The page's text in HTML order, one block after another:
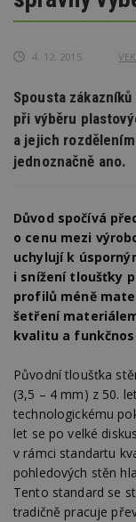
4. 12. 2015
Spousta
při výběru
a jejich
jednoznačně ano.
Důvod spočívá
o cenu mezi
uchylují k
i snížení tloušťky
profilů méně
šetření
kvalitu a
Původní tloušťka
(3,5 – 4 mm) z 50.
technologickému
let se po velké
v rámci standartu
pohledových stěn
Tento standard se
tradičně pracuje